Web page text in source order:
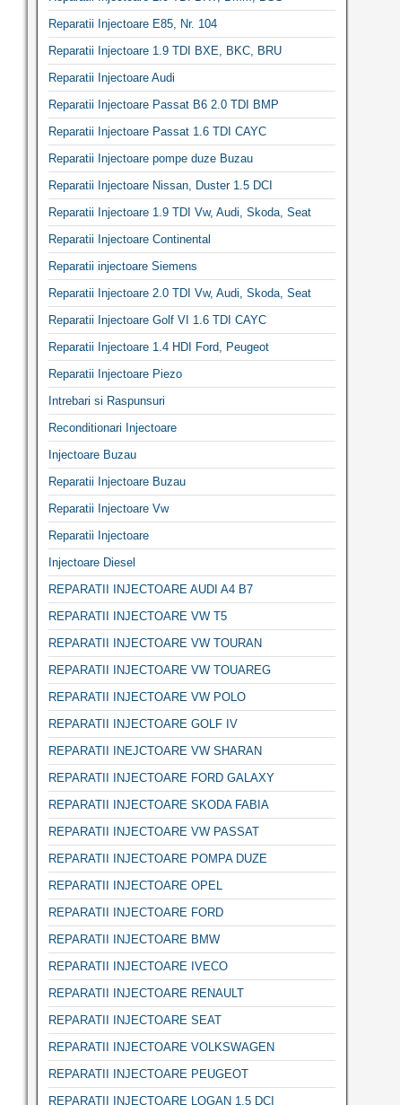
Reparatii Injectoare E85, Nr. 104
Reparatii Injectoare 1.9 TDI BXE, BKC, BRU
Reparatii Injectoare Audi
Reparatii Injectoare Passat B6 2.0 TDI BMP
Reparatii Injectoare Passat 1.6 TDI CAYC
Reparatii Injectoare pompe duze Buzau
Reparatii Injectoare Nissan, Duster 1.5 DCI
Reparatii Injectoare 1.9 TDI Vw, Audi, Skoda, Seat
Reparatii Injectoare Continental
Reparatii injectoare Siemens
Reparatii Injectoare 2.0 TDI Vw, Audi, Skoda, Seat
Reparatii Injectoare Golf VI 1.6 TDI CAYC
Reparatii Injectoare 1.4 HDI Ford, Peugeot
Reparatii Injectoare Piezo
Intrebari si Raspunsuri
Reconditionari Injectoare
Injectoare Buzau
Reparatii Injectoare Buzau
Reparatii Injectoare Vw
Reparatii Injectoare
Injectoare Diesel
REPARATII INJECTOARE AUDI A4 B7
REPARATII INJECTOARE VW T5
REPARATII INJECTOARE VW TOURAN
REPARATII INJECTOARE VW TOUAREG
REPARATII INJECTOARE VW POLO
REPARATII INJECTOARE GOLF IV
REPARATII INEJCTOARE VW SHARAN
REPARATII INJECTOARE FORD GALAXY
REPARATII INJECTOARE SKODA FABIA
REPARATII INJECTOARE VW PASSAT
REPARATII INJECTOARE POMPA DUZE
REPARATII INJECTOARE OPEL
REPARATII INJECTOARE FORD
REPARATII INJECTOARE BMW
REPARATII INJECTOARE IVECO
REPARATII INJECTOARE RENAULT
REPARATII INJECTOARE SEAT
REPARATII INJECTOARE VOLKSWAGEN
REPARATII INJECTOARE PEUGEOT
REPARATII INJECTOARE LOGAN 1.5 DCI